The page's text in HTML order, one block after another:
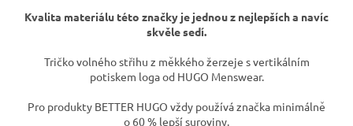
Kvalita materiálu této značky je jednou z nejlepších a navíc
skvěle sedí.
Tričko volného střihu z měkkého žerzeje s vertikálním
potiskem loga od HUGO Menswear.
Pro produkty BETTER HUGO vždy používá značka minimálně
o 60 % lepší suroviny.